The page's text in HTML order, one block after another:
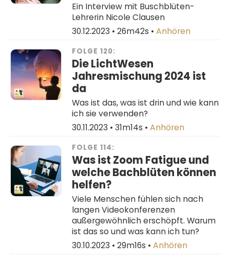
Ein Interview mit Buschblüten-
Lehrerin Nicole Clausen
30.12.2023 • 26m42s • Anhören
FOLGE 120:
Die LichtWesen
Jahresmischung 2024 ist
da
Was ist das, was ist drin und wie kann
ich sie verwenden?
30.11.2023 • 31m14s • Anhören
FOLGE 114:
Was ist Zoom Fatigue und
welche Bachblüten können
helfen?
Viele Menschen fühlen sich nach
langen Videokonferenzen
außergewöhnlich erschöpft. Warum
ist das so und was kann ich tun?
30.10.2023 • 29m16s • Anhören